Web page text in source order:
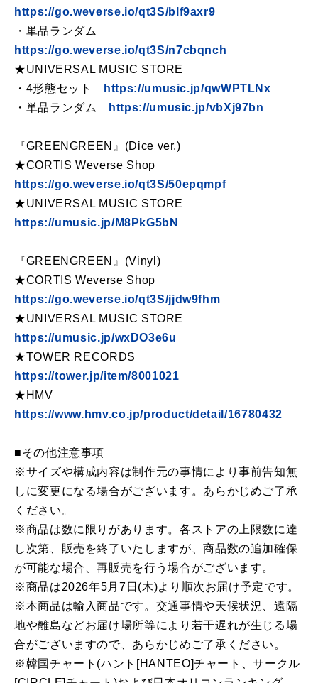
https://go.weverse.io/qt3S/blf9axr9
・単品ランダム
https://go.weverse.io/qt3S/n7cbqnch
★UNIVERSAL MUSIC STORE
・4形態セット
https://umusic.jp/qwWPTLNx
・単品ランダム
https://umusic.jp/vbXj97bn
『GREENGREEN』(Dice ver.)
★CORTIS Weverse Shop
https://go.weverse.io/qt3S/50epqmpf
★UNIVERSAL MUSIC STORE
https://umusic.jp/M8PkG5bN
『GREENGREEN』(Vinyl)
★CORTIS Weverse Shop
https://go.weverse.io/qt3S/jjdw9fhm
★UNIVERSAL MUSIC STORE
https://umusic.jp/wxDO3e6u
★TOWER RECORDS
https://tower.jp/item/8001021
★HMV
https://www.hmv.co.jp/product/detail/16780432
■その他注意事項
※サイズや構成内容は制作元の事情により事前告知無
しに変更になる場合がございます。あらかじめご了承
ください。
※商品は数に限りがあります。各ストアの上限数に達
し次第、販売を終了いたしますが、商品数の追加確保
が可能な場合、再販売を行う場合がございます。
※商品は2026年5月7日(木)より順次お届け予定です。
※本商品は輸入商品です。交通事情や天候状況、遠隔
地や離島などお届け場所等により若干遅れが生じる場
合がございますので、あらかじめご了承ください。
※韓国チャート(ハント[HANTEO]チャート、サークル